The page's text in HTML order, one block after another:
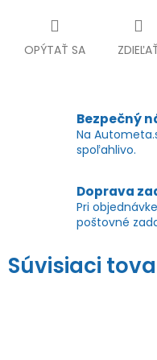
OPÝTAŤ SA
Bezpečný
Na
spoľahlivo.
Doprava
Pri
poštovné
Súvisiaci